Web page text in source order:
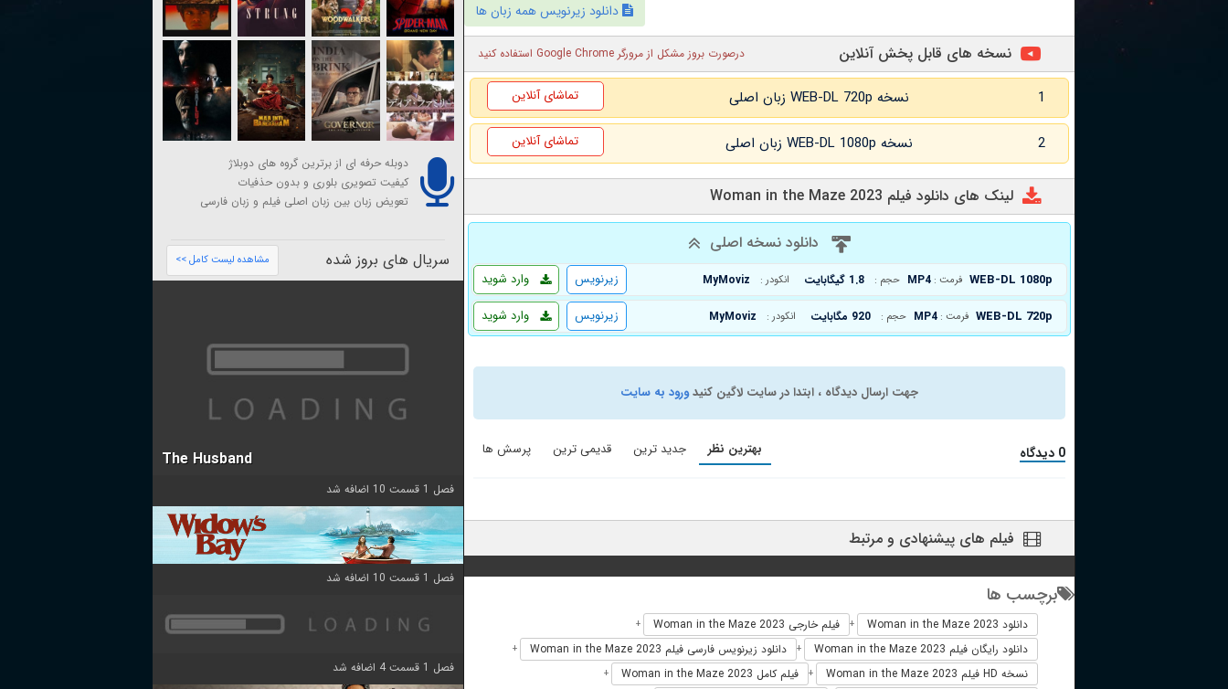
دانلود زیرنویس همه زبان ها
نسخه های قابل پخش آنلاین درصورت بروز مشکل از مرورگر Google Chrome استفاده کنید
1 نسخه WEB-DL 720p زبان اصلی تماشای آنلاین
2 نسخه WEB-DL 1080p زبان اصلی تماشای آنلاین
لینک های دانلود فیلم Woman in the Maze 2023
دانلود نسخه اصلی
WEB-DL 1080p فرمت : MP4 حجم : 1.8 گیگابایت انکودر : MyMoviz وارد شوید
زیرنویس
WEB-DL 720p فرمت : MP4 حجم : 920 مگابایت انکودر : MyMoviz وارد شوید زیرنویس
جهت ارسال دیدگاه ، ابتدا در سایت لاگین کنیدورود به سایت
0 دیدگاه بهترین نظر جدید ترین قدیمی ترین پرسش ها
فیلم های پیشنهادی و مرتبط
برچسب ها
دانلود Woman in the Maze 2023 + فیلم خارجی Woman in the Maze 2023 +
دانلود رایگان فیلم Woman in the Maze 2023 + دانلود زیرنویس فارسی فیلم Woman in the Maze 2023 +
نسخه HD فیلم Woman in the Maze 2023 + فیلم کامل Woman in the Maze 2023 +
دوبله حرفه ای از برترین گروه های دوبلاژ
کیفیت تصویری بلوری و بدون حذفیات
تعویض زبان بین زبان اصلی فیلم و زبان فارسی
سریال های بروز شده مشاهده لیست کامل >>
The Husband
فصل 1 قسمت 10 اضافه شد
فصل 1 قسمت 10 اضافه شد
فصل 1 قسمت 4 اضافه شد